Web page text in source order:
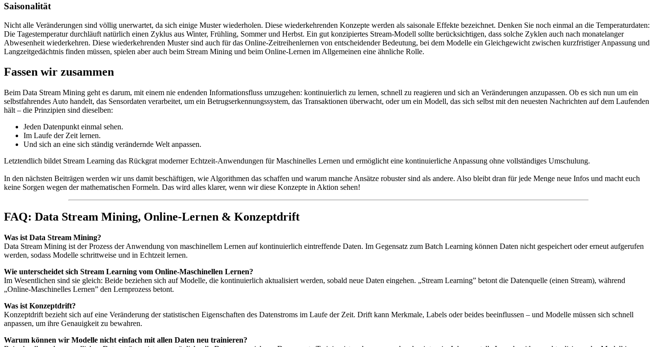
Saisonalität
Nicht alle Veränderungen sind völlig unerwartet, da sich einige Muster wiederholen. Diese wiederkehrenden Konzepte werden als saisonale Effekte bezeichnet. Denken Sie noch einmal an die Temperaturdaten:
Die Tagestemperatur durchläuft natürlich einen Zyklus aus Winter, Frühling, Sommer und Herbst. Ein gut konzipiertes Stream-Modell sollte berücksichtigen, dass solche Zyklen auch nach monatelanger
Abwesenheit wiederkehren. Diese wiederkehrenden Muster sind auch für das Online-Zeitreihenlernen von entscheidender Bedeutung, bei dem Modelle ein Gleichgewicht zwischen kurzfristiger Anpassung und
Langzeitgedächtnis finden müssen, spielen aber auch beim Stream Mining und beim Online-Lernen im Allgemeinen eine ähnliche Rolle.
Fassen wir zusammen
Beim Data Stream Mining geht es darum, mit einem nie endenden Informationsfluss umzugehen: kontinuierlich zu lernen, schnell zu reagieren und sich an Veränderungen anzupassen. Ob es sich nun um ein
selbstfahrendes Auto handelt, das Sensordaten verarbeitet, um ein Betrugserkennungssystem, das Transaktionen überwacht, oder um ein Modell, das sich selbst mit den neuesten Nachrichten auf dem Laufenden
hält – die Prinzipien sind dieselben:
Jeden Datenpunkt einmal sehen.
Im Laufe der Zeit lernen.
Und sich an eine sich ständig verändernde Welt anpassen.
Letztendlich bildet Stream Learning das Rückgrat moderner Echtzeit-Anwendungen für Maschinelles Lernen und ermöglicht eine kontinuierliche Anpassung ohne vollständiges Umschulung.
In den nächsten Beiträgen werden wir uns damit beschäftigen, wie Algorithmen das schaffen und warum manche Ansätze robuster sind als andere. Also bleibt dran für jede Menge neue Infos und macht euch
keine Sorgen wegen der mathematischen Formeln. Das wird alles klarer, wenn wir diese Konzepte in Aktion sehen!
FAQ: Data Stream Mining, Online-Lernen & Konzeptdrift
Was ist Data Stream Mining?
Data Stream Mining ist der Prozess der Anwendung von maschinellem Lernen auf kontinuierlich eintreffende Daten. Im Gegensatz zum Batch Learning können Daten nicht gespeichert oder erneut aufgerufen
werden, sodass Modelle schrittweise und in Echtzeit lernen.
Wie unterscheidet sich Stream Learning vom Online-Maschinellen Lernen?
Im Wesentlichen sind sie gleich: Beide beziehen sich auf Modelle, die kontinuierlich aktualisiert werden, sobald neue Daten eingehen. „Stream Learning” betont die Datenquelle (einen Stream), während
„Online-Maschinelles Lernen” den Lernprozess betont.
Was ist Konzeptdrift?
Konzeptdrift bezieht sich auf eine Veränderung der statistischen Eigenschaften des Datenstroms im Laufe der Zeit. Drift kann Merkmale, Labels oder beides beeinflussen – und Modelle müssen sich schnell
anpassen, um ihre Genauigkeit zu bewahren.
Warum können wir Modelle nicht einfach mit allen Daten neu trainieren?